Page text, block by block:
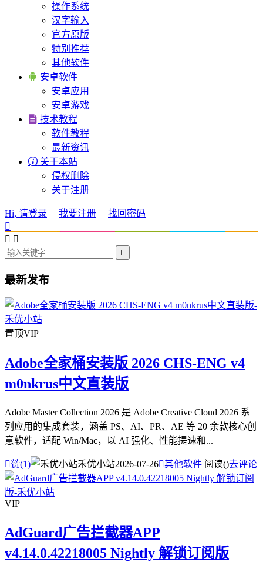
操作系统
汉字输入
官方原版
特别推荐
其他软件
 安卓软件
安卓应用
安卓游戏
 技术教程
软件教程
最新资讯
 关于本站
侵权删除
关于注册
Hi, 请登录 我要注册
找回密码

 

最新发布
置顶VIP
Adobe全家桶安装版 2026 CHS-ENG v4
m0nkrus中文直装版
Adobe Master Collection 2026 是 Adobe Creative Cloud 2026 系
列应用的集成套装，涵盖 PS、AI、PR、AE 等 20 余款核心创
意软件，适配 Win/Mac，以 AI 强化、性能提速和...
赞(1) 禾优小站2026-07-26其他软件 阅读()去评论
VIP
AdGuard广告拦截器APP
v4.14.0.42218005 Nightly 解锁订阅版